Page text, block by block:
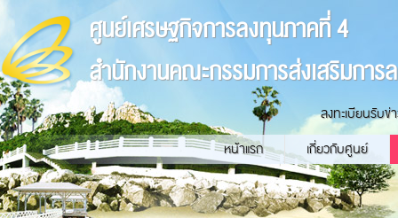
ศูนย์เศรษฐกิจการลงทุนภาคที่ 4
สำนักงานคณะกรรมการส่งเสริมการ
ลงทะเบียนรับข่
หน้าแรก
เกี่ยวกับศูนย์